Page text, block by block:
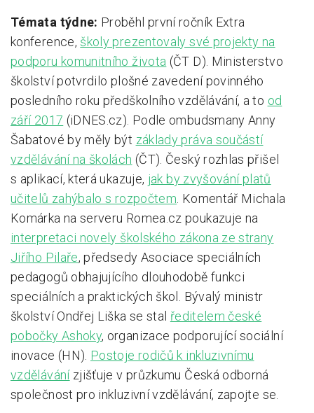
O nás
O nás
Partneři a dárci
Kontakty
Témata týdne: Proběhl první ročník Extra
konference, školy prezentovaly své projekty na
podporu komunitního života (ČT D). Ministerstvo
školství potvrdilo plošné zavedení povinného
posledního roku předškolního vzdělávání, a to od
září 2017 (iDNES.cz). Podle ombudsmany Anny
Šabatové by měly být základy práva součástí
vzdělávání na školách (ČT). Český rozhlas přišel
s aplikací, která ukazuje, jak by zvyšování platů
učitelů zahýbalo s rozpočtem . Komentář Michala
Komárka na serveru Romea.cz poukazuje na
interpretaci novely školského zákona ze strany
Jiřího Pilaře, předsedy Asociace speciálních
pedagogů obhajujícího dlouhodobě funkci
speciálních a praktických škol. Bývalý ministr
školství Ondřej Liška se stal ředitelem české
pobočky Ashoky, organizace podporující sociální
inovace (HN). Postoje rodičů k inkluzivnímu
vzdělávánízjišťuje v průzkumu Česká odborná
společnost pro inkluzivní vzdělávání, zapojte se.